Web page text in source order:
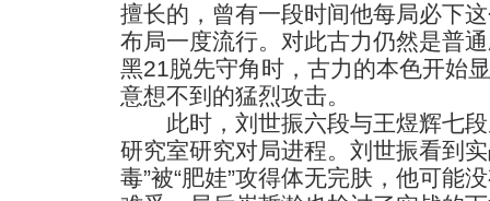
擅长的，曾有一段时间他每局必下
布局一度流行。对此古力仍然是普
黑21脱先守角时，古力的本色开始
意想不到的猛烈攻击。
此时，刘世振六段与王煜辉七段
研究室研究对局进程。刘世振看到
毒”被“肥娃”攻得体无完肤，他可能